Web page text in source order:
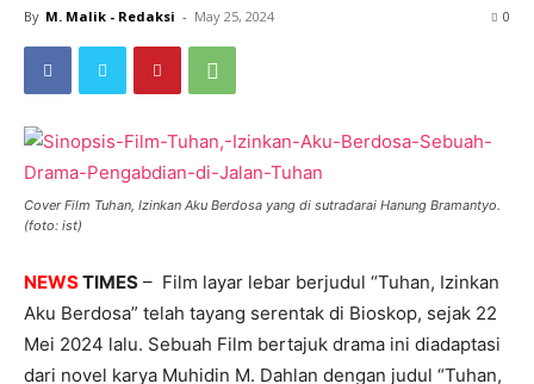
By M. Malik - Redaksi - May 25, 2024 0
Cover Film Tuhan, Izinkan Aku Berdosa yang di sutradarai Hanung Bramantyo.
(foto: ist)
NEWSTIMES – Film layar lebar berjudul “Tuhan, Izinkan
Aku Berdosa” telah tayang serentak di Bioskop, sejak 22
Mei 2024 lalu. Sebuah Film bertajuk drama ini diadaptasi
dari novel karya Muhidin M. Dahlan dengan judul “Tuhan,